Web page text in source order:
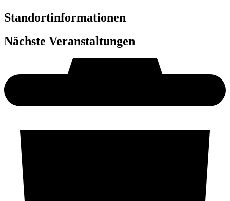
Standortinformationen
Nächste Veranstaltungen